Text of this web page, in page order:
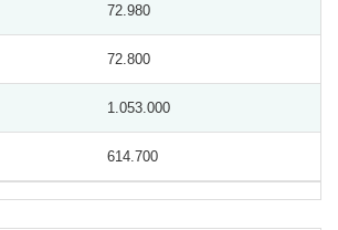
72.980
72.800
1.053.000
614.700